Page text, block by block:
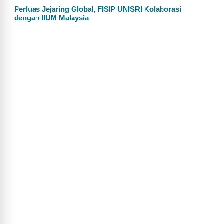
Perluas Jejaring Global, FISIP UNISRI Kolaborasi
dengan IIUM Malaysia